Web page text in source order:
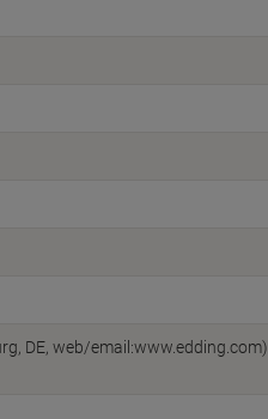
DE, web/email:www.edding.com)